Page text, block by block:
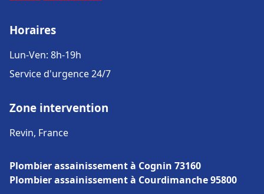
Horaires
Lun-Ven: 8h-19h
Service d'urgence 24/7
Zone intervention
Revin, France
Plombier assainissement à Cognin 73160
Plombier assainissement à Courdimanche 95800